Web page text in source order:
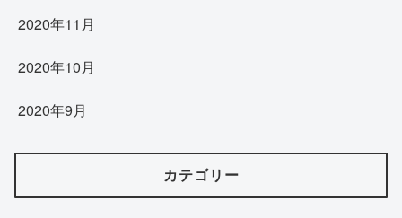
2020年11月
2020年10月
2020年9月
カテゴリー